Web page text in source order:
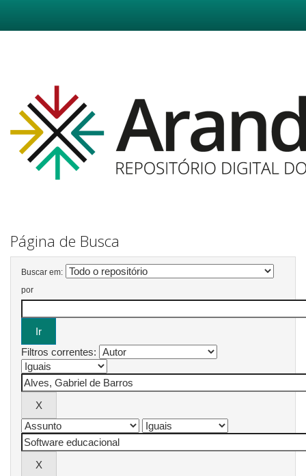
Página de Busca
Buscar em:
por
Filtros correntes: